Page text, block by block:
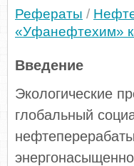
Рефераты /
«Уфанефтехим»
Введение
Экологические
глобальный